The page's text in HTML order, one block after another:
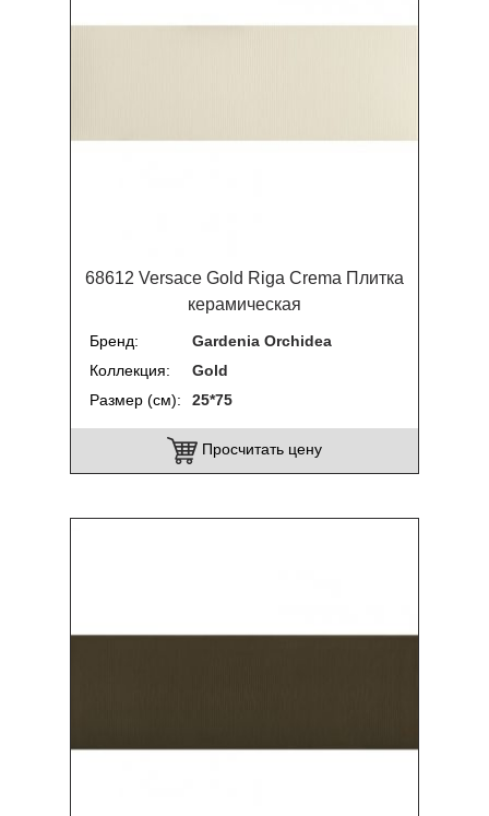
68612 Versace Gold Riga Crema Плитка
керамическая
Бренд
Gardenia Orchidea
Коллекция
Gold
Размер (см)
25*75
Просчитать цену